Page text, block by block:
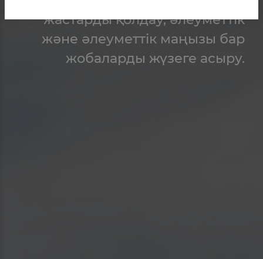
жастарды қолдау, әлеуметтік
және әлеуметтік маңызы бар
жобаларды жүзеге асыру.